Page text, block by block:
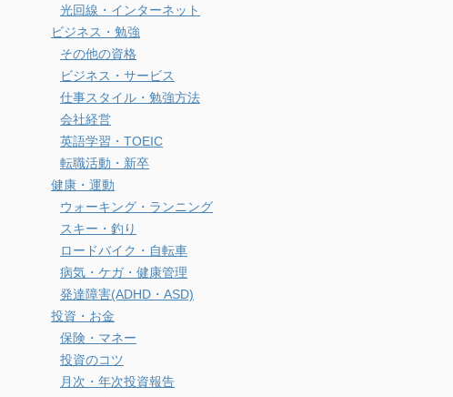
光回線・インターネット
ビジネス・勉強
その他の資格
ビジネス・サービス
仕事スタイル・勉強方法
会社経営
英語学習・TOEIC
転職活動・新卒
健康・運動
ウォーキング・ランニング
スキー・釣り
ロードバイク・自転車
病気・ケガ・健康管理
発達障害(ADHD・ASD)
投資・お金
保険・マネー
投資のコツ
月次・年次投資報告